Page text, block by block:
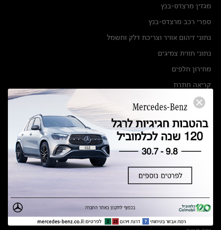
מגזין מרצדס-בנץ
ספרי רכב מרצדס-בנץ
נתוני זיהום אוויר וצריכת דלק וחשמל
נתוני תווית צמיגים
מחירון חלפים
קריאה חוזרת
הודעה על הטבות לרכבי מרצדס בהסדר פשרה בתצ 56447-02-19
תקנון ימי מכירות 120 לכלמוביל
מצאו אותנו
אולמות תצוגה
מרכזי שירות